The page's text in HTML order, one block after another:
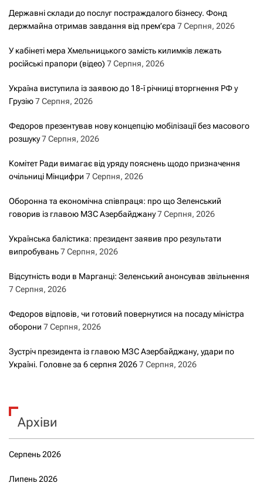
Державні склади до послуг постраждалого бізнесу. Фонд
держмайна отримав завдання від прем’єра 7 Серпня, 2026
У кабінеті мера Хмельницького замість килимків лежать
російські прапори (відео) 7 Серпня, 2026
Україна виступила із заявою до 18-ї річниці вторгнення РФ у
Грузію7 Серпня, 2026
Федоров презентував нову концепцію мобілізації без масового
розшуку7 Серпня, 2026
Комітет Ради вимагає від уряду пояснень щодо призначення
очільниці Мінцифри 7 Серпня, 2026
Оборонна та економічна співпраця: про що Зеленський
говорив із главою МЗС Азербайджану7 Серпня, 2026
Українська балістика: президент заявив про результати
випробувань7 Серпня, 2026
Відсутність води в Марганці: Зеленський анонсував звільнення
7 Серпня, 2026
Федоров відповів, чи готовий повернутися на посаду міністра
оборони 7 Серпня, 2026
Зустріч президента із главою МЗС Азербайджану, удари по
Україні. Головне за 6 серпня 20267 Серпня, 2026
Архіви
Серпень 2026
Липень 2026